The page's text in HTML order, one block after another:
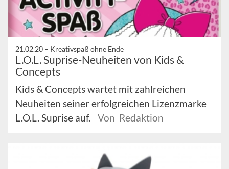
21.02.20 – Kreativspaß ohne Ende
L.O.L. Suprise-Neuheiten von Kids &
Concepts
Kids & Concepts wartet mit zahlreichen
Neuheiten seiner erfolgreichen Lizenzmarke
L.O.L. Suprise auf.
Von Redaktion